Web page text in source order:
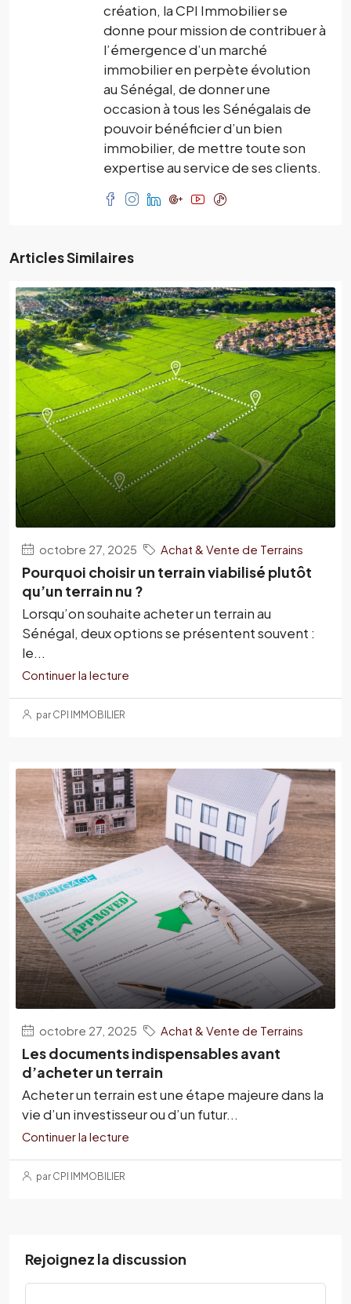
création, la CPI Immobilier se
donne pour mission de contribuer à
l’émergence d’un marché
immobilier en perpète évolution
au Sénégal, de donner une
occasion à tous les Sénégalais de
pouvoir bénéficier d’un bien
immobilier, de mettre toute son
expertise au service de ses clients.
Articles Similaires
octobre 27, 2025 Achat & Vente de Terrains
Pourquoi choisir un terrain viabilisé plutôt
qu’un terrain nu ?
Lorsqu’on souhaite acheter un terrain au
Sénégal, deux options se présentent souvent :
le...
Continuer la lecture
par CPI IMMOBILIER
octobre 27, 2025 Achat & Vente de Terrains
Les documents indispensables avant
d’acheter un terrain
Acheter un terrain est une étape majeure dans la
vie d’un investisseur ou d’un futur...
Continuer la lecture
par CPI IMMOBILIER
Rejoignez la discussion